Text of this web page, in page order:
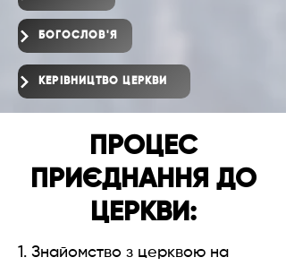
БОГОСЛОВ'Я
КЕРІВНИЦТВО ЦЕРКВИ
ПРОЦЕС
ПРИЄДНАННЯ ДО
ЦЕРКВИ:
1. Знайомство з церквою на